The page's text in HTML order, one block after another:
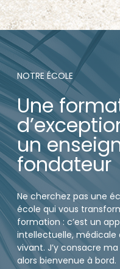
NOTRE ÉCOLE
Une
un
fondateur
Ne cherchez pas une
école qui vous
formation : c’est un
intellectuelle,
vivant. J’y consacre
alors bienvenue à bord.